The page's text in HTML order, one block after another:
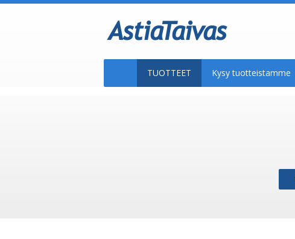
TUOTTEET Kysy tuotteistamme